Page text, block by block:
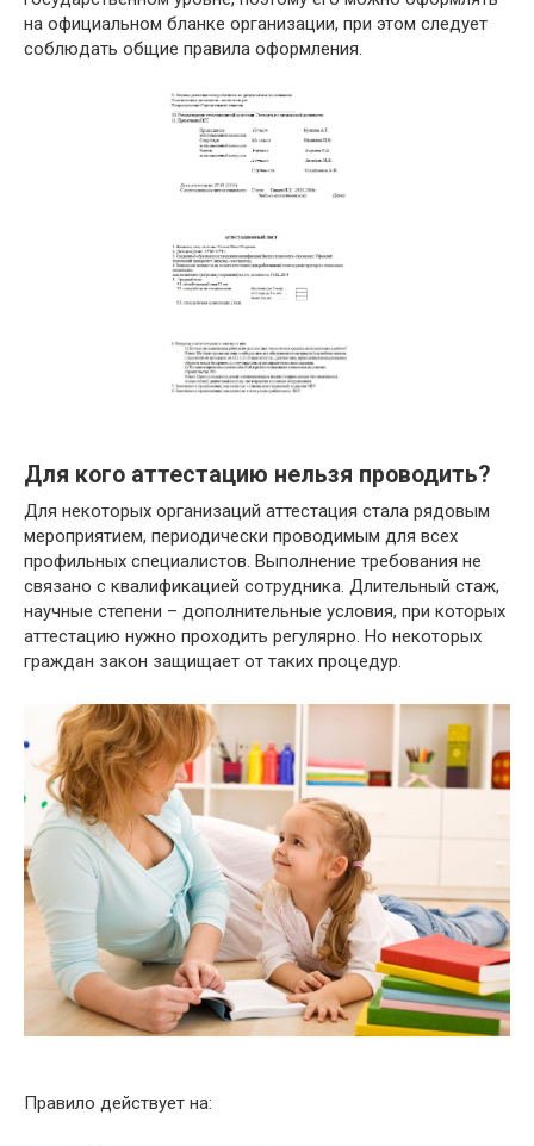
на официальном бланке организации, при этом следует
соблюдать общие правила оформления.
Для кого аттестацию нельзя проводить?
Для некоторых организаций аттестация стала рядовым
мероприятием, периодически проводимым для всех
профильных специалистов. Выполнение требования не
связано с квалификацией сотрудника. Длительный стаж,
научные степени – дополнительные условия, при которых
аттестацию нужно проходить регулярно. Но некоторых
граждан закон защищает от таких процедур.
Правило действует на: